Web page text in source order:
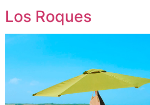
Los Roques